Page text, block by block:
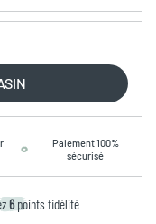
Paiement 100%
sécurisé
6 points fidélité